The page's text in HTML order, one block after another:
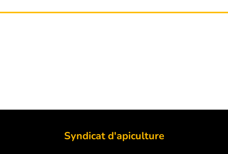
Syndicat d'apiculture